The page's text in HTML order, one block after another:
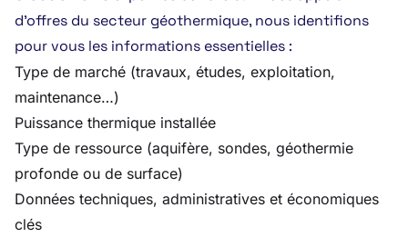
d’offres du secteur géothermique, nous identifions
pour vous les informations essentielles :
Type de marché (travaux, études, exploitation,
maintenance…)
Puissance thermique installée
Type de ressource (aquifère, sondes, géothermie
profonde ou de surface)
Données techniques, administratives et économiques
clés